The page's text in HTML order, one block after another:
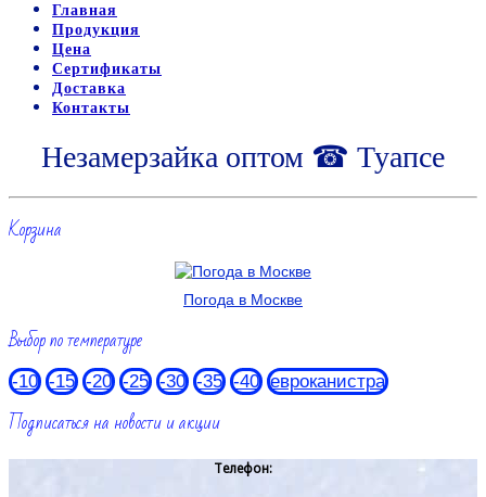
Главная
Продукция
Цена
Сертификаты
Доставка
Контакты
Незамерзайка оптом ☎ Туапсе
Корзина
Погода в Москве
Выбор по температуре
-10 -15 -20 -25 -30 -35 -40 евроканистра
Подписаться на новости и акции
Телефон: